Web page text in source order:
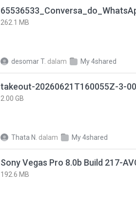
262.1 MB
desomar T. dalam My 4shared
takeout-20260621T160055Z-3-
2.00 GB
Thata N. dalam My 4shared
192.6 MB